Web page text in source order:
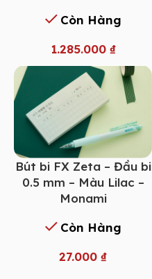
Còn Hàng
1.285.000 ₫
Bút bi FX Zeta – Đầu bi
0.5 mm – Màu Lilac –
Monami
Còn Hàng
27.000 ₫